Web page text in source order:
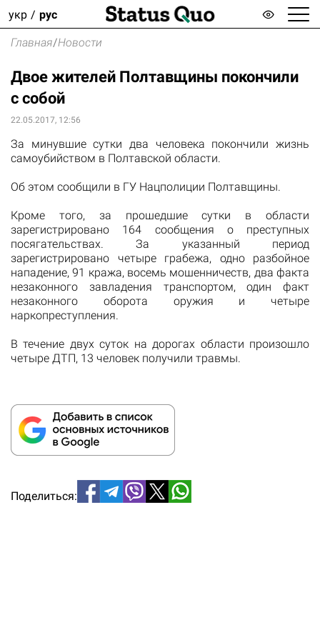
укр рус
Главная/Новости
Двое жителей Полтавщины покончили
с собой
22.05.2017, 12:56
За минувшие сутки два человека покончили жизнь
самоубийством в Полтавской области.
Об этом сообщили в ГУ Нацполиции Полтавщины.
Кроме того, за прошедшие сутки в
области
зарегистрировано
164 сообщения
о преступных
посягательствах. За указанный
период
зарегистрировано четыре
грабежа,
одно разбойное
нападение, 91 кража, восемь мошенничеств, два факта
незаконного завладения
транспортом, один факт
незаконного оборота
оружия
и четыре
наркопреступления.
В течение двух суток на дорогах области произошло
четыре ДТП, 13 человек получили травмы.
Поделиться: